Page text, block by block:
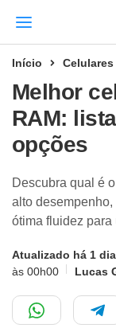
Início Celulares
Melhor
RAM:
opções
Descubra qual é
alto
ótima fluidez para
Atualizado há 1
às 00h00
Lucas